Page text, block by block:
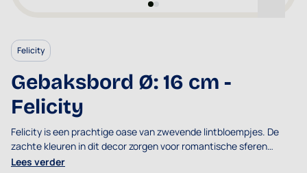
Felicity
Gebaksbord Ø: 16 cm -
Felicity
Felicity is een prachtige oase van zwevende lintbloempjes. De
zachte kleuren in dit decor zorgen voor romantische sferen
waarin grijsblauwe blaadjes, afgewisseld door koningsblauw,
Lees verder